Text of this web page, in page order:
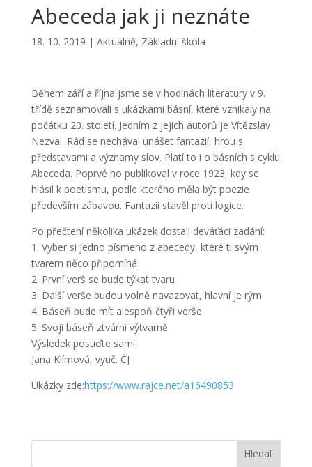
Abeceda jak ji neznáte
18. 10. 2019 | Aktuálně, Základní škola
Během září a října jsme se v hodinách literatury v 9.
třídě seznamovali s ukázkami básní, které vznikaly na
počátku 20. století. Jedním z jejich autorů je Vítězslav
Nezval. Rád se nechával unášet fantazií, hrou s
představami a významy slov. Platí to i o básních s cyklu
Abeceda. Poprvé ho publikoval v roce 1923, kdy se
hlásil k poetismu, podle kterého měla být poezie
především zábavou. Fantazii stavěl proti logice.
Po přečtení několika ukázek dostali deváťáci zadání:
1. Vyber si jedno písmeno z abecedy, které ti svým
tvarem něco připomíná
2. První verš se bude týkat tvaru
3. Další verše budou volně navazovat, hlavní je rým
4. Báseň bude mít alespoň čtyři verše
5. Svoji báseň ztvárni výtvarně
Výsledek posuďte sami.
Jana Klímová, vyuč. ČJ
Ukázky zde:https://www.rajce.net/a16490853